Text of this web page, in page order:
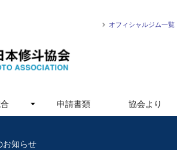
オフィシャルジム一覧
申請書類 協会より
お知らせ